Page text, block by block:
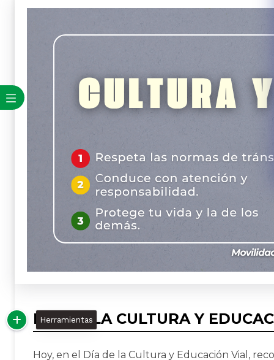
DÍA DE LA CULTURA Y
Hoy, en el Día de la Cultura y Educación Vial,
Herramientas